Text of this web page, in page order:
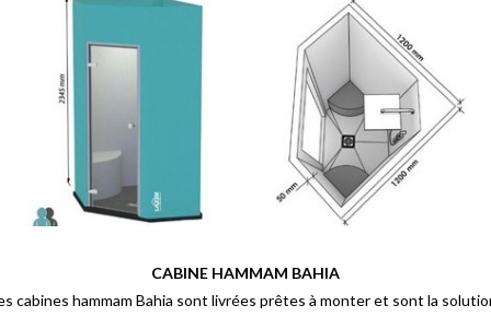
CABINE HAMMAM BAHIA
cabines hammam Bahia sont livrées prêtes à monter et sont la